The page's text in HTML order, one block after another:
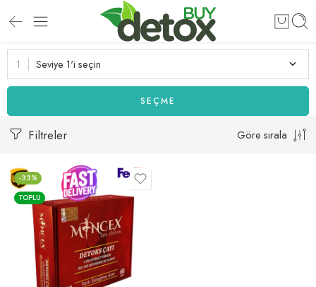
Seviye 1'i seçin
SEÇME
Filtreler Göre sırala
-33%
TOPLU